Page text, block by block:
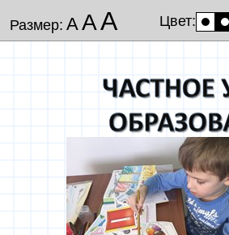
Размер: ААА Цвет: